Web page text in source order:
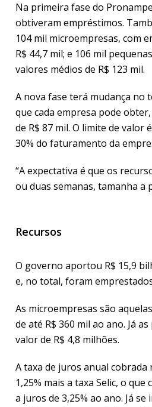
Na primeira fase do
obtiveram empréstimos.
104 mil microempresas, com
R$ 44,7 mil; e 106 mil
valores médios de R$ 123 mil.
A nova fase terá mudança no
que cada empresa pode
de R$ 87 mil. O limite de valor
30% do faturamento da
“A expectativa é que os
ou duas semanas, tamanha a
Recursos
O governo aportou R$ 15,9
e, no total, foram
As microempresas são
de até R$ 360 mil ao ano. Já
valor de R$ 4,8 milhões.
A taxa de juros anual cobrada
1,25% mais a taxa Selic, o que
a juros de 3,25% ao ano. Já